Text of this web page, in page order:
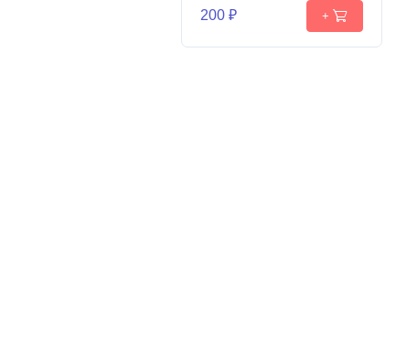
200 ₽ +